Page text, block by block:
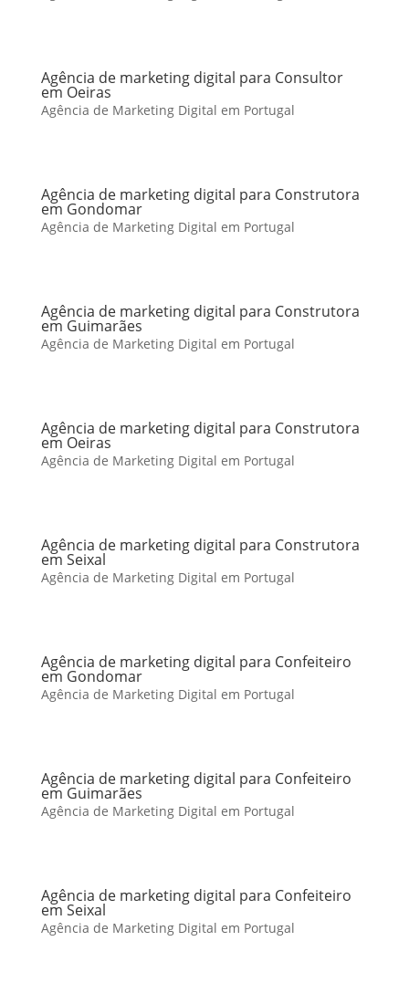
Agência de marketing digital para Consultor
em Oeiras
Agência de Marketing Digital em Portugal
Agência de marketing digital para Construtora
em Gondomar
Agência de Marketing Digital em Portugal
Agência de marketing digital para Construtora
em Guimarães
Agência de Marketing Digital em Portugal
Agência de marketing digital para Construtora
em Oeiras
Agência de Marketing Digital em Portugal
Agência de marketing digital para Construtora
em Seixal
Agência de Marketing Digital em Portugal
Agência de marketing digital para Confeiteiro
em Gondomar
Agência de Marketing Digital em Portugal
Agência de marketing digital para Confeiteiro
em Guimarães
Agência de Marketing Digital em Portugal
Agência de marketing digital para Confeiteiro
em Seixal
Agência de Marketing Digital em Portugal